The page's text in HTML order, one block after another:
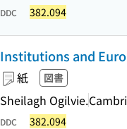
DDC 382.094
Institutions and
紙 図書
Sheilagh Ogilvie.
DDC 382.094